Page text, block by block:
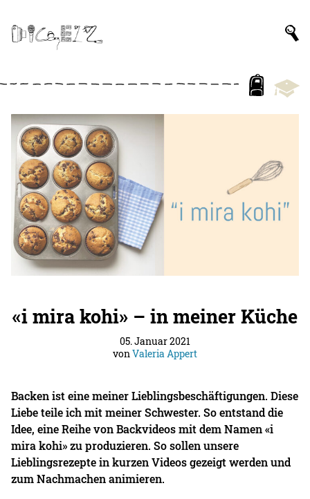
«i mira kohi» – in meiner Küche
05. Januar 2021
vonValeria Appert
Backen ist eine meiner Lieblingsbeschäftigungen. Diese
Liebe teile ich mit meiner Schwester. So entstand die
Idee, eine Reihe von Backvideos mit dem Namen «i
mira kohi» zu produzieren. So sollen unsere
Lieblingsrezepte in kurzen Videos gezeigt werden und
zum Nachmachen animieren.